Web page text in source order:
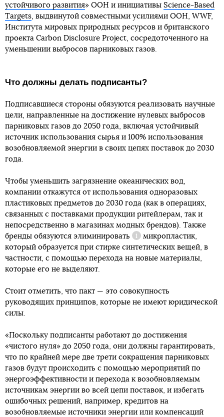
устойчивого развития» ООН и инициативы Science-Based
Targets, выдвинутой совместными усилиями ООН, WWF,
Института мировых природных ресурсов и британского
проекта Carbon Disclosure Project, сосредоточенного на
уменьшении выбросов парниковых газов.
Что должны делать подписанты?
Подписавшиеся стороны обязуются реализовать научные
цели, направленные на достижение нулевых выбросов
парниковых газов до 2050 года, включая устойчивый
источник использования сырья и 100% использования
возобновляемой энергии в своих цепях поставок до 2030
года.
Чтобы уменьшить загрязнение океанических вод,
компании откажутся от использования одноразовых
пластиковых предметов до 2030 года (как в операциях,
связанных с поставками продукции ритейлерам, так и
непосредственно в магазинах модных брендов). Также
бренды обязуются элиминировать
Справка
микропластик,
который образуется при стирке синтетических вещей, в
частности, с помощью перехода на новые материалы,
которые его не выделяют.
Стоит отметить, что пакт — это совокупность
руководящих принципов, которые не имеют юридической
силы.
«Поскольку подписанты работают до достижения
«чистого нуля» до 2050 года, они должны гарантировать,
что по крайней мере две трети сокращения парниковых
газов будут происходить с помощью мероприятий по
энергоэффективности и перехода к возобновляемым
источникам энергии во всей цепи поставок, и избегать
ошибочных решений, например, кредитов на
возобновляемые источники энергии или компенсаций